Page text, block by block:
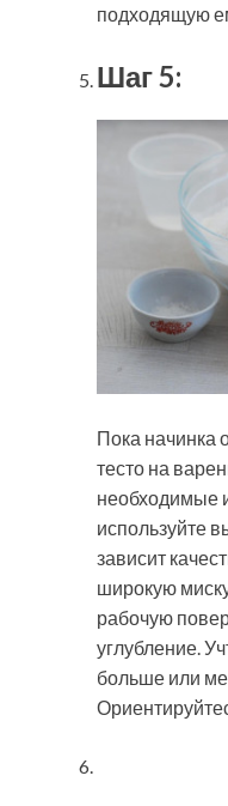
подходящую
Шаг 5:
Пока начинка
тесто на
необходимые
используйте
зависит
широкую
рабочую
углубление.
больше или